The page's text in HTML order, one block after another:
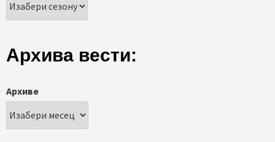
Архива вести:
Архиве